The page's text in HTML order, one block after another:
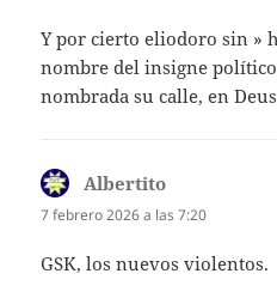
Y por cierto eliodoro sin »
nombre del insigne
nombrada su calle, en
Albertito
7 febrero 2026 a las 7:20
GSK, los nuevos violentos.